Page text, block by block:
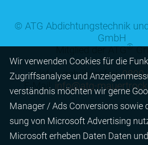
© ATG Abdichtungstechnik
GmbH
Mitglied der ATG®
Telefon gebührenfrei:0800
E-Mail: info@atg-
Wir ver­wen­den Cookies für die
Zugriffs­ana­lyse und
ver­ständ­nis möchten wir gerne
Manager / Ads Con­ver­sions sowie
sung von Micro­soft Adver­tising
Micro­soft erheben Daten Daten